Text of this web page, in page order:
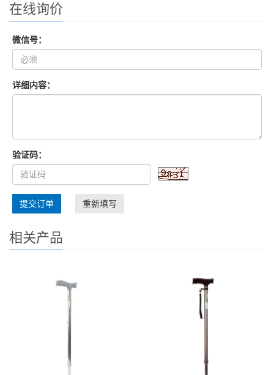
在线询价
微信号：
详细内容：
验证码：
提交订单 重新填写
相关产品